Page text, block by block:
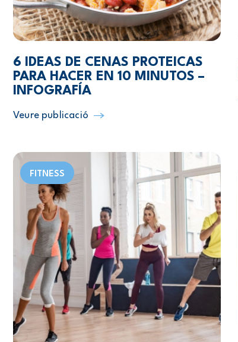
6 IDEAS DE CENAS PROTEICAS
PARA HACER EN 10 MINUTOS –
INFOGRAFÍA
Veure publicació
FITNESS